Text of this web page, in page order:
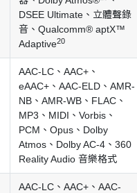
DSEE Ultimate、立體聲錄
音、Qualcomm® aptX™
Adaptive20
AAC-LC、AAC+、
eAAC+、AAC-ELD、AMR-
NB、AMR-WB、FLAC、
MP3、MIDI、Vorbis、
PCM、Opus、Dolby
Atmos、Dolby AC-4、360
Reality Audio 音樂格式
AAC-LC、AAC+、AAC-